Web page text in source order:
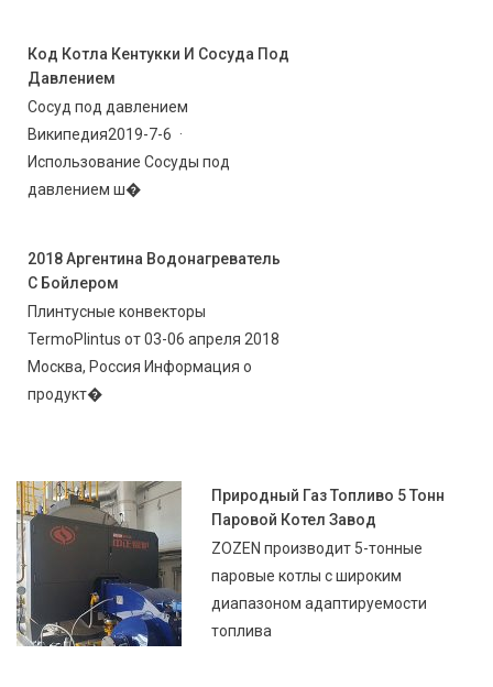
Код Котла Кентукки И Сосуда Под
Давлением
Сосуд под давлением
Википедия2019-7-6 ·
Использование Сосуды под
давлением ш�
2018 Аргентина Водонагреватель
С Бойлером
Плинтусные конвекторы
TermoPlintus от 03-06 апреля 2018
Москва, Россия Информация о
продукт�
Природный Газ Топливо 5 Тонн
Паровой Котел Завод
ZOZEN производит 5-тонные
паровые котлы с широким
диапазоном адаптируемости
топлива